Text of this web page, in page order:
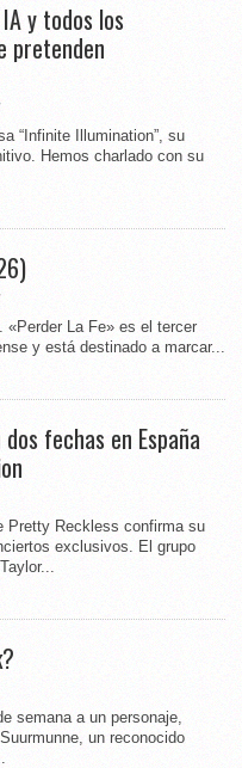
y todos los
pretenden
“Infinite Illumination”, su
Hemos charlado con su
La Fe» es el tercer
y está destinado a marcar...
fechas en España
Pretty Reckless confirma su
exclusivos. El grupo
semana a un personaje,
un reconocido